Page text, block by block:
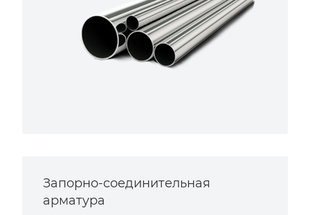
Запорно-соединительная
арматура